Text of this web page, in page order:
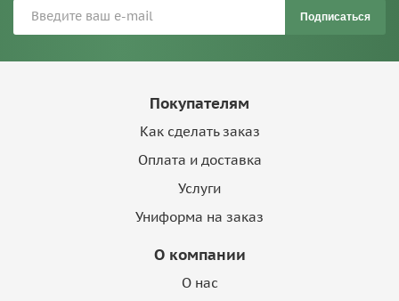
Подписаться
Покупателям
Как сделать заказ
Оплата и доставка
Услуги
Униформа на заказ
О компании
О нас